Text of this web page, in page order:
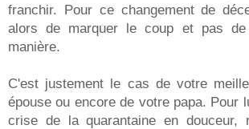
franchir. Pour ce changement de
alors de marquer le coup et pas de
manière.
C'est justement le cas de votre
épouse ou encore de votre papa. Pour
crise de la quarantaine en douceur,